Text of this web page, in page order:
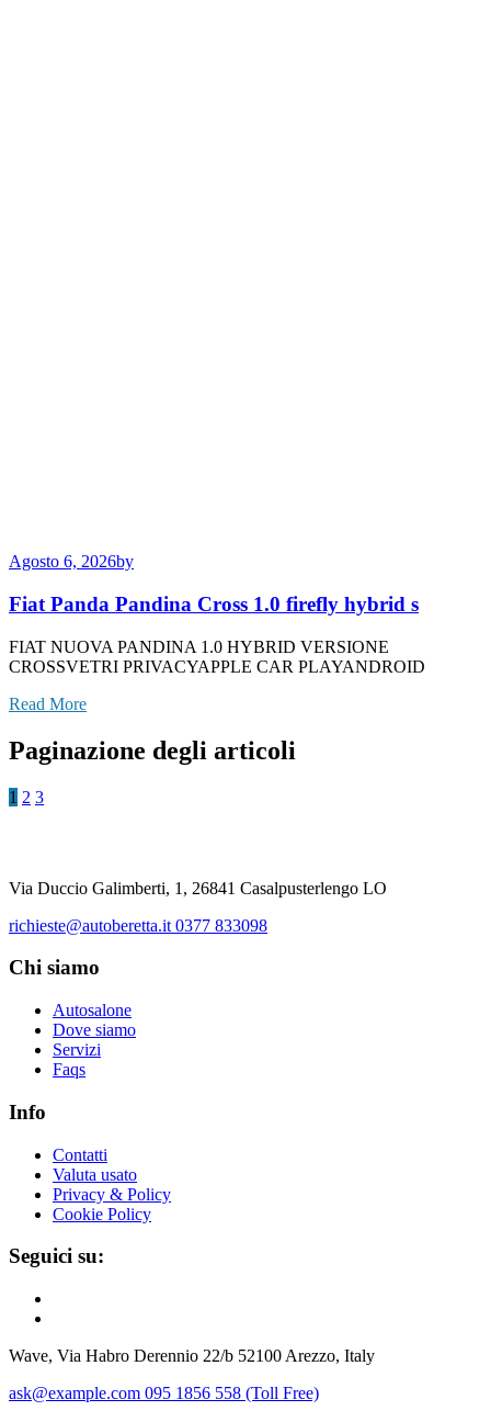
Agosto 6, 2026by
Fiat Panda Pandina Cross 1.0 firefly hybrid s
FIAT NUOVA PANDINA 1.0 HYBRID VERSIONE
CROSSVETRI PRIVACYAPPLE CAR PLAYANDROID
Read More
Paginazione degli articoli
1 2 3
Via Duccio Galimberti, 1, 26841 Casalpusterlengo LO
richieste@autoberetta.it 0377 833098
Chi siamo
Autosalone
Dove siamo
Servizi
Faqs
Info
Contatti
Valuta usato
Privacy & Policy
Cookie Policy
Seguici su:
Wave, Via Habro Derennio 22/b 52100 Arezzo, Italy
ask@example.com 095 1856 558 (Toll Free)